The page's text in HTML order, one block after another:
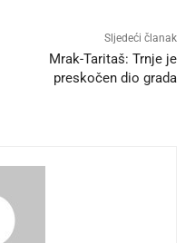
Sljedeći članak
Mrak-Taritaš: Trnje je
preskočen dio grada